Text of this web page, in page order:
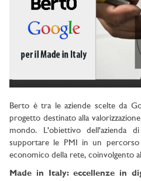
Berto è tra le aziende scelte da
progetto destinato alla
mondo. L'obiettivo dell'azienda
supportare le PMI in un percorso
economico della rete, coinvolgento
Made in Italy: eccellenze in